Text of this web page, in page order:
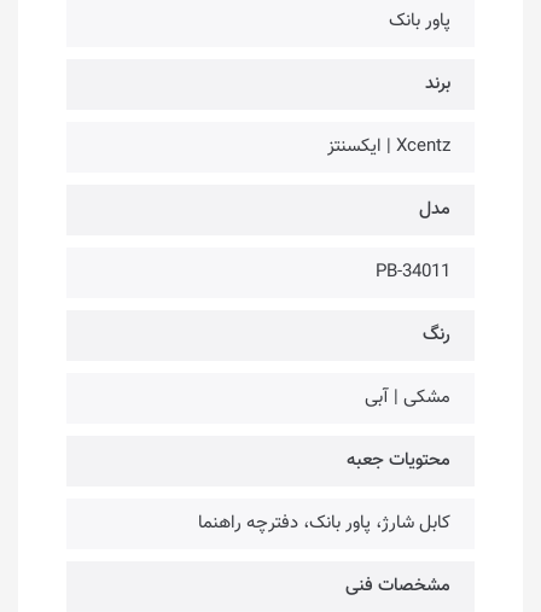
پاور بانک
برند
Xcentz | ایکسنتز
مدل
PB-34011
رنگ
مشکی | آبی
محتویات جعبه
کابل شارژ، پاور بانک، دفترچه راهنما
مشخصات فنی